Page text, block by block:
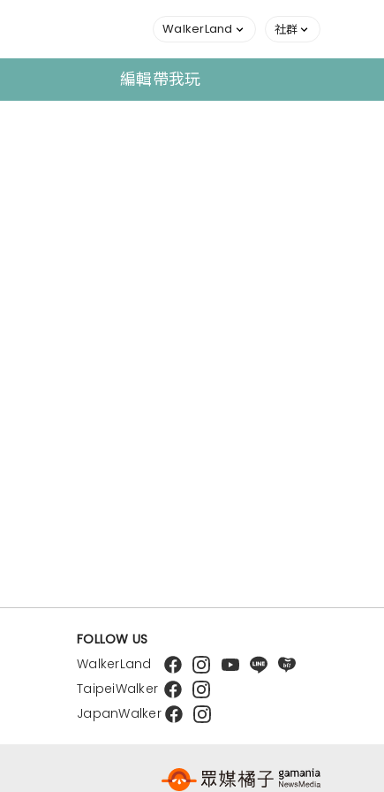
WalkerLand 社群
編輯帶我玩
FOLLOW US
WalkerLand
TaipeiWalker
JapanWalker